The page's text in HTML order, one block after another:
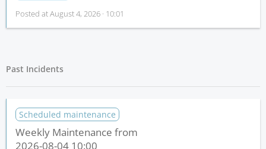
Posted atAugust 4, 2026 · 10:01
Past Incidents
Scheduled maintenance
Weekly Maintenance from
2026-08-04 10:00